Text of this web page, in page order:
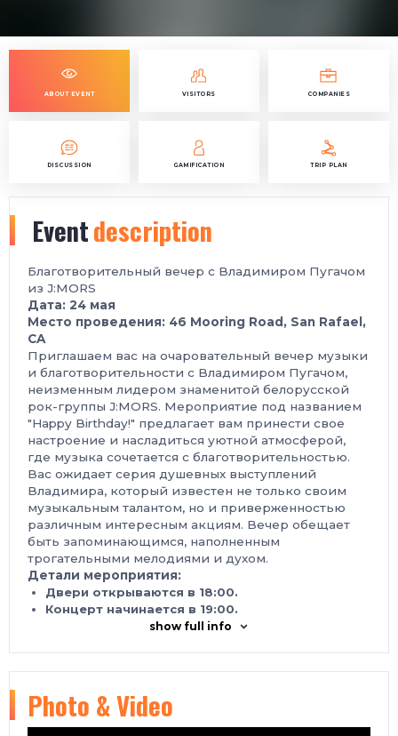
ABOUT EVENT VISITORS COMPANIES
DISCUSSION GAMIFICATION TRIP PLAN
Eventdescription
Благотворительный вечер с Владимиром Пугачом
из J:MORS
Дата: 24 мая
Место проведения: 46 Mooring Road, San Rafael,
CA
Приглашаем вас на очаровательный вечер музыки
и благотворительности с Владимиром Пугачом,
неизменным лидером знаменитой белорусской
рок-группы J:MORS. Мероприятие под названием
"Happy Birthday!" предлагает вам принести свое
настроение и насладиться уютной атмосферой,
где музыка сочетается с благотворительностью.
Вас ожидает серия душевных выступлений
Владимира, который известен не только своим
музыкальным талантом, но и приверженностью
различным интересным акциям. Вечер обещает
быть запоминающимся, наполненным
трогательными мелодиями и духом.
Детали мероприятия:
Двери открываются в 18:00.
Концерт начинается в 19:00.
Гостям рекомендуется принести что то для
возможность по-новому взглянуть на таланты
Владимира Пугача и одновременно поддержать
хорошее дело.
show full info
Photo & Video